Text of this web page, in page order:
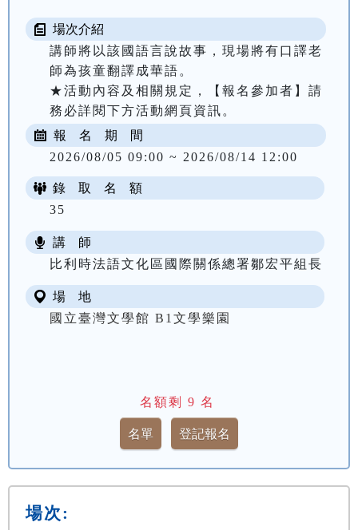
場次介紹
講師將以該國語言說故事，現場將有口譯老
師為孩童翻譯成華語。
★活動內容及相關規定，【報名參加者】請
務必詳閱下方活動網頁資訊。
報 名 期 間
2026/08/05 09:00 ~ 2026/08/14 12:00
錄 取 名 額
35
講 師
比利時法語文化區國際關係總署鄒宏平組長
場 地
國立臺灣文學館 B1文學樂園
名額剩 9 名
場次: